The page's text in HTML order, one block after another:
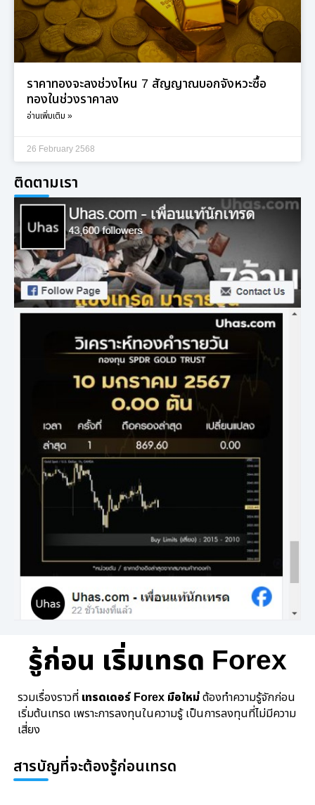
ราคาทองจะลงช่วงไหน 7 สัญญาณบอกจังหวะซื้อ
ทองในช่วงราคาลง
อ่านเพิ่มเติม »
26 February 2568
ติดตามเรา
รู้ก่อน เริ่มเทรด Forex
รวมเรื่องราวที่ เทรดเดอร์ Forex มือใหม่ต้องทำความรู้จักก่อน
เริ่มต้นเทรด เพราะการลงทุนในความรู้ เป็นการลงทุนที่ไม่มีความ
เสี่ยง
สารบัญที่จะต้องรู้ก่อนเทรด